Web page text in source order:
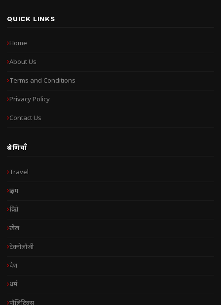
QUICK LINKS
Home
About Us
Terms and Conditions
Privacy Policy
Contact Us
श्रेणियाँ
Travel
क्राइम
क्रिप्टो
खेल
टेक्नोलॉजी
देश
धर्म
पॉलिटिक्स